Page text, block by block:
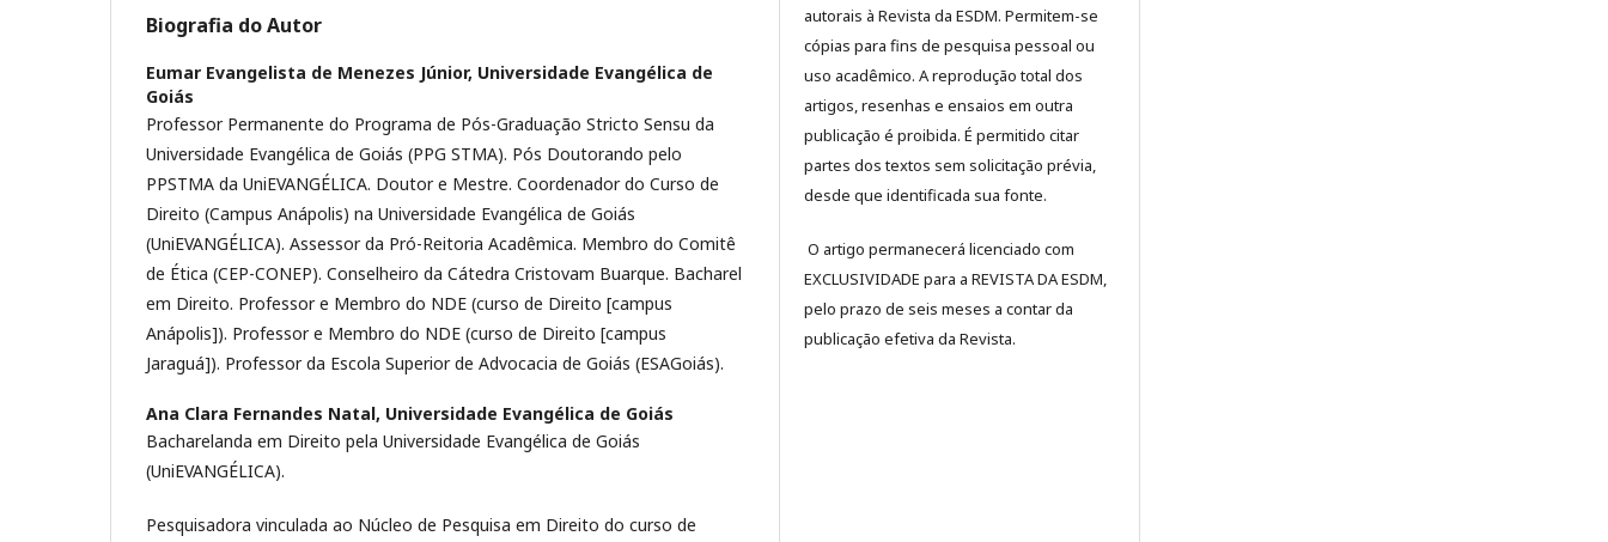
Biografia do Autor
Eumar Evangelista de Menezes Júnior, Universidade Evangélica de
Goiás
Professor Permanente do Programa de Pós-Graduação Stricto Sensu da
Universidade Evangélica de Goiás (PPG STMA). Pós Doutorando pelo
PPSTMA da UniEVANGÉLICA. Doutor e Mestre. Coordenador do Curso de
Direito (Campus Anápolis) na Universidade Evangélica de Goiás
(UniEVANGÉLICA). Assessor da Pró-Reitoria Acadêmica. Membro do Comitê
de Ética (CEP-CONEP). Conselheiro da Cátedra Cristovam Buarque. Bacharel
em Direito. Professor e Membro do NDE (curso de Direito [campus
Anápolis]). Professor e Membro do NDE (curso de Direito [campus
Jaraguá]). Professor da Escola Superior de Advocacia de Goiás (ESAGoiás).
Ana Clara Fernandes Natal, Universidade Evangélica de Goiás
Bacharelanda em Direito pela Universidade Evangélica de Goiás
(UniEVANGÉLICA).
Pesquisadora vinculada ao Núcleo de Pesquisa em Direito do curso de
autorais à Revista da ESDM. Permitem-se
cópias para fins de pesquisa pessoal ou
uso acadêmico. A reprodução total dos
artigos, resenhas e ensaios em outra
publicação é proibida. É permitido citar
partes dos textos sem solicitação prévia,
desde que identificada sua fonte.
O artigo permanecerá licenciado com
EXCLUSIVIDADE para a REVISTA DA ESDM,
pelo prazo de seis meses a contar da
publicação efetiva da Revista.